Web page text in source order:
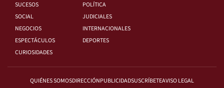
SUCESOS
POLÍTICA
SOCIAL
JUDICIALES
NEGOCIOS
INTERNACIONALES
ESPECTÁCULOS
DEPORTES
CURIOSIDADES
QUIÉNES SOMOSDIRECCIÓNPUBLICIDADSUSCRÍBETEAVISO LEGAL